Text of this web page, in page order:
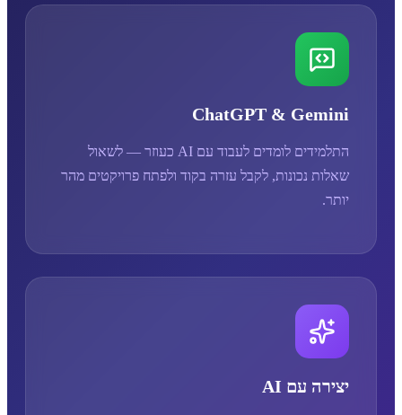
ChatGPT & Gemini
התלמידים לומדים לעבוד עם AI כעוזר — לשאול
שאלות נכונות, לקבל עזרה בקוד ולפתח פרויקטים מהר
יותר.
יצירה עם AI